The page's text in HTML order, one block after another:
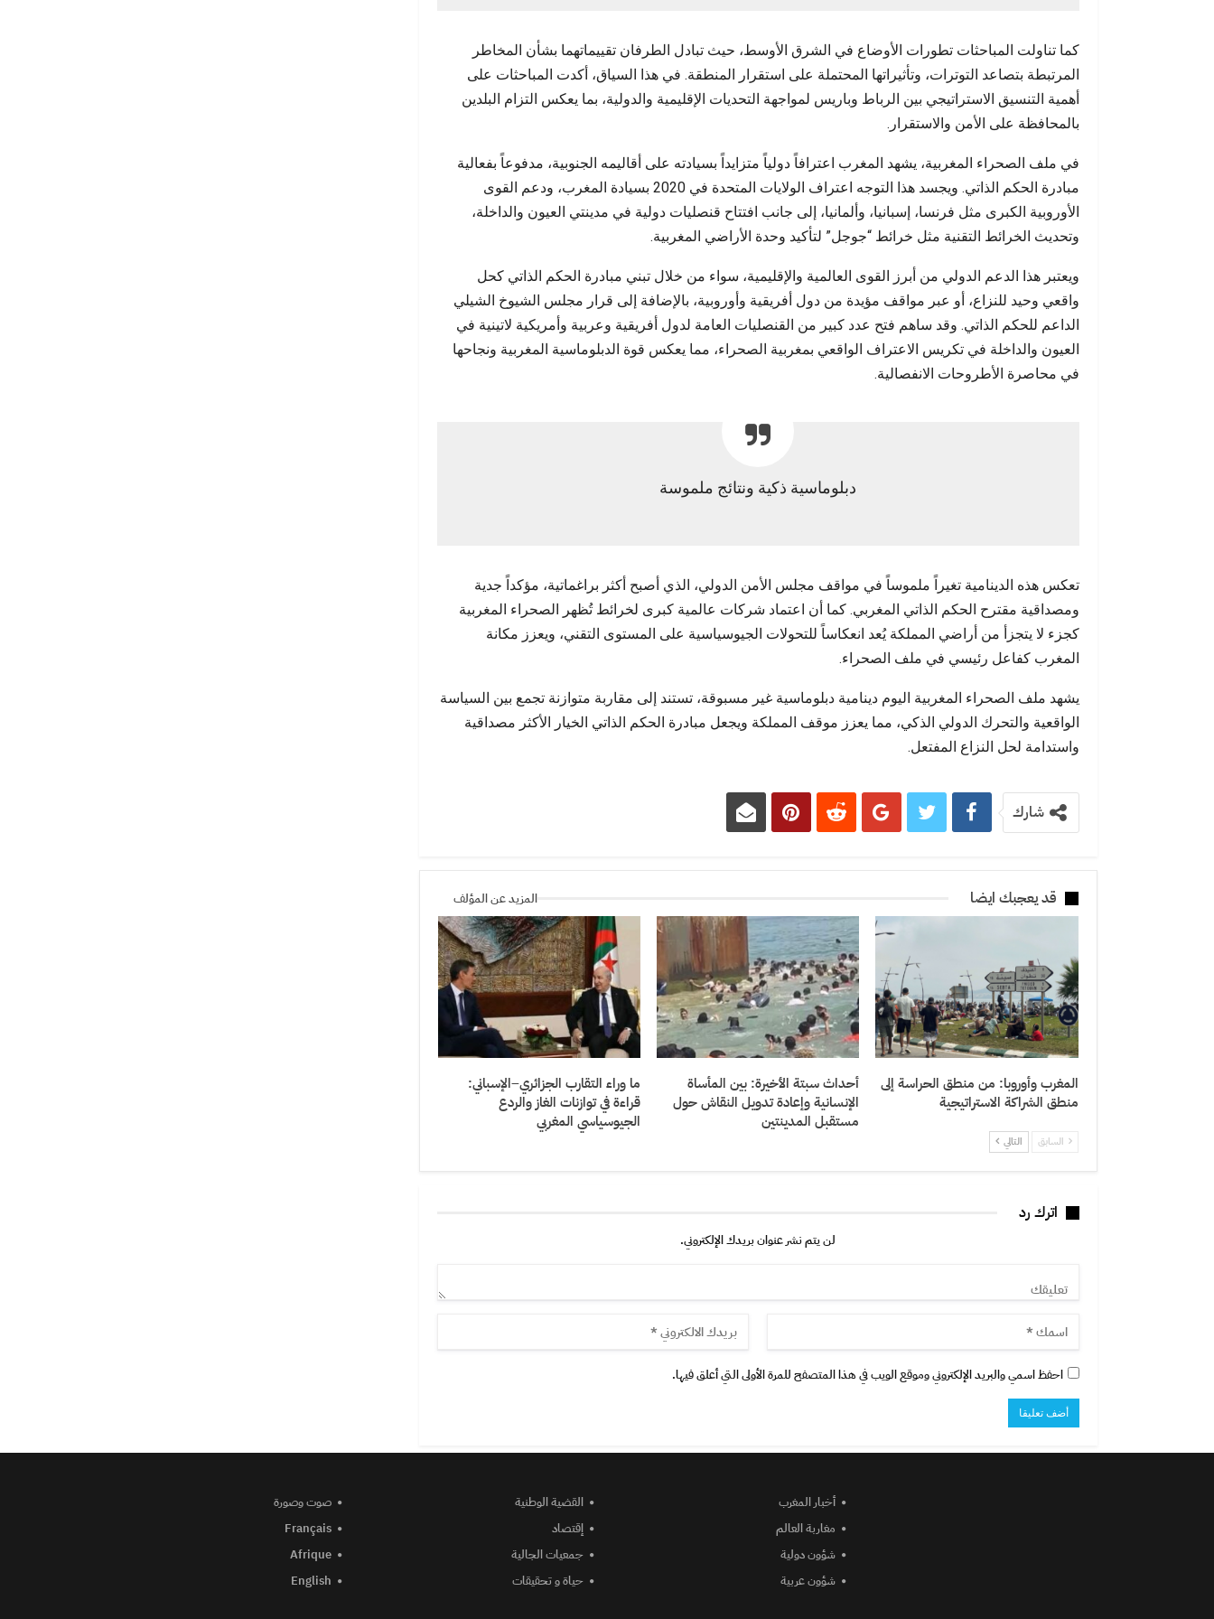
كما تناولت المباحثات تطورات الأوضاع في الشرق الأوسط، حيث تبادل الطرفان تقييماتهما بشأن المخاطر
المرتبطة بتصاعد التوترات، وتأثيراتها المحتملة على استقرار المنطقة. في هذا السياق، أكدت المباحثات على
أهمية التنسيق الاستراتيجي بين الرباط وباريس لمواجهة التحديات الإقليمية والدولية، بما يعكس التزام البلدين
بالمحافظة على الأمن والاستقرار.
في ملف الصحراء المغربية، يشهد المغرب اعترافاً دولياً متزايداً بسيادته على أقاليمه الجنوبية، مدفوعاً بفعالية
مبادرة الحكم الذاتي. ويجسد هذا التوجه اعتراف الولايات المتحدة في 2020 بسيادة المغرب، ودعم القوى
الأوروبية الكبرى مثل فرنسا، إسبانيا، وألمانيا، إلى جانب افتتاح قنصليات دولية في مدينتي العيون والداخلة،
وتحديث الخرائط التقنية مثل خرائط “جوجل” لتأكيد وحدة الأراضي المغربية.
ويعتبر هذا الدعم الدولي من أبرز القوى العالمية والإقليمية، سواء من خلال تبني مبادرة الحكم الذاتي كحل
واقعي وحيد للنزاع، أو عبر مواقف مؤيدة من دول أفريقية وأوروبية، بالإضافة إلى قرار مجلس الشيوخ الشيلي
الداعم للحكم الذاتي. وقد ساهم فتح عدد كبير من القنصليات العامة لدول أفريقية وعربية وأمريكية لاتينية في
العيون والداخلة في تكريس الاعتراف الواقعي بمغربية الصحراء، مما يعكس قوة الدبلوماسية المغربية ونجاحها
في محاصرة الأطروحات الانفصالية.
دبلوماسية ذكية ونتائج ملموسة
تعكس هذه الدينامية تغيراً ملموساً في مواقف مجلس الأمن الدولي، الذي أصبح أكثر براغماتية، مؤكداً جدية
ومصداقية مقترح الحكم الذاتي المغربي. كما أن اعتماد شركات عالمية كبرى لخرائط تُظهر الصحراء المغربية
كجزء لا يتجزأ من أراضي المملكة يُعد انعكاساً للتحولات الجيوسياسية على المستوى التقني، ويعزز مكانة
المغرب كفاعل رئيسي في ملف الصحراء.
يشهد ملف الصحراء المغربية اليوم دينامية دبلوماسية غير مسبوقة، تستند إلى مقاربة متوازنة تجمع بين السياسة
الواقعية والتحرك الدولي الذكي، مما يعزز موقف المملكة ويجعل مبادرة الحكم الذاتي الخيار الأكثر مصداقية
واستدامة لحل النزاع المفتعل.
شارك
قد يعجبك ايضا المزيد عن المؤلف
المغرب وأوروبا: من منطق الحراسة إلى
منطق الشراكة الاستراتيجية
أحداث سبتة الأخيرة: بين المأساة
الإنسانية وإعادة تدويل النقاش حول
مستقبل المدينتين
ما وراء التقارب الجزائري–الإسباني:
قراءة في توازنات الغاز والردع
الجيوسياسي المغربي
السابق التالي
اترك رد
لن يتم نشر عنوان بريدك الإلكتروني.
احفظ اسمي والبريد الإلكتروني وموقع الويب في هذا المتصفح للمرة الأولى التي أعلق فيها.
أخبار المغرب
مغاربة العالم
شؤون دولية
شؤون عربية
القضية الوطنية
إقتصاد
جمعيات الجالية
حياة و تحقيقات
صوت وصورة
Français
Afrique
English